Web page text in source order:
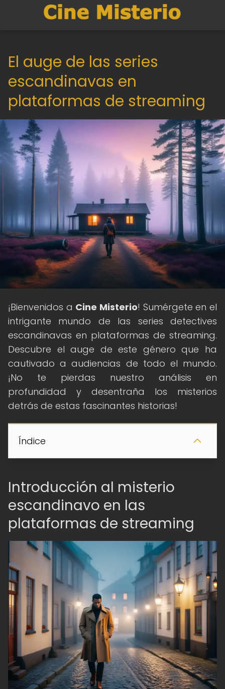
El auge de las series
escandinavas en
plataformas de streaming
¡Bienvenidos a Cine Misterio! Sumérgete en el
intrigante mundo de las series detectives
escandinavas en plataformas de streaming.
Descubre el auge de este género que ha
cautivado a audiencias de todo el mundo.
¡No te pierdas nuestro análisis en
profundidad y desentraña los misterios
detrás de estas fascinantes historias!
Índice
Introducción al misterio
escandinavo en las
plataformas de streaming